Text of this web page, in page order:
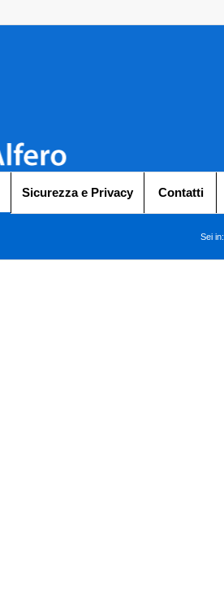
Sicurezza e Privacy Contatti
Sei in: